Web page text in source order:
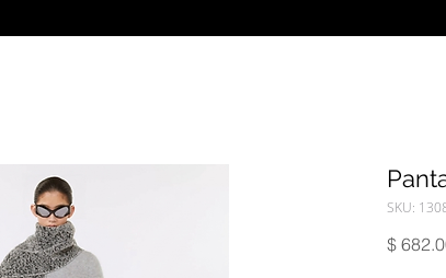
SKU:
$